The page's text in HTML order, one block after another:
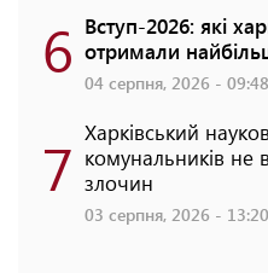
6 Вступ-2026: які
отримали
04 серпня, 2026 - 09:48
7 Харківський
комунальників не
злочин
03 серпня, 2026 - 13:20